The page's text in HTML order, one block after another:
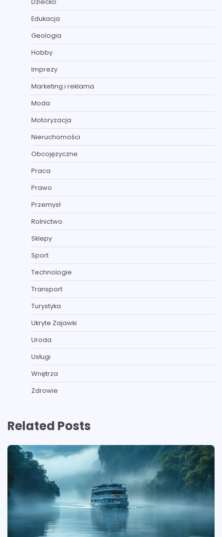
Dziecko
Edukacja
Geologia
Hobby
Imprezy
Marketing i reklama
Moda
Motoryzacja
Nieruchomości
Obcojęzyczne
Praca
Prawo
Przemysł
Rolnictwo
Sklepy
Sport
Technologie
Transport
Turystyka
Ukryte Zajawki
Uroda
Usługi
Wnętrza
Zdrowie
Related Posts